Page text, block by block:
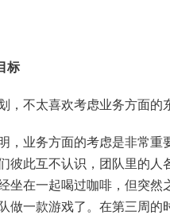
标
，不太喜欢考虑业务方面的
，业务方面的考虑是非常重
彼此互不认识，团队里的人
坐在一起喝过咖啡，但突然
做一款游戏了。在第三周的